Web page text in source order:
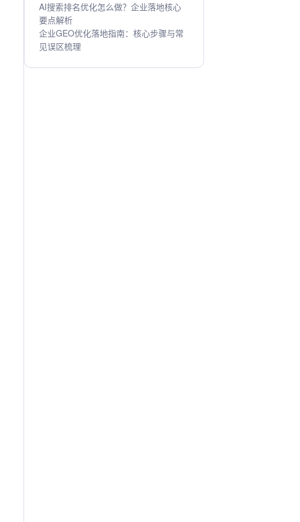
AI搜索排名优化怎么做？企业落地核心
要点解析
企业GEO优化落地指南：核心步骤与常
见误区梳理